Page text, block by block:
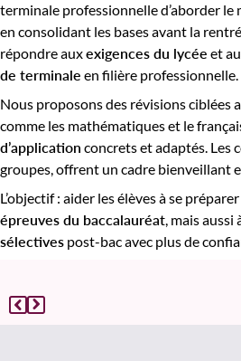
terminale professionnelle d’aborder le
en consolidant les bases avant la
répondre auxexigences du lycée et
de terminale en filière professionnelle.
Nous proposons des révisions ciblées
comme les mathématiques et le
d’application concrets et adaptés. Les
groupes, offrent un cadre bienveillant
L’objectif : aider les élèves à se
épreuves du baccalauréat, mais aussi
sélectives post-bac avec plus de